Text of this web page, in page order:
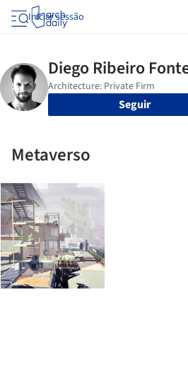
Iniciar sessão
Seguir
Metaverso